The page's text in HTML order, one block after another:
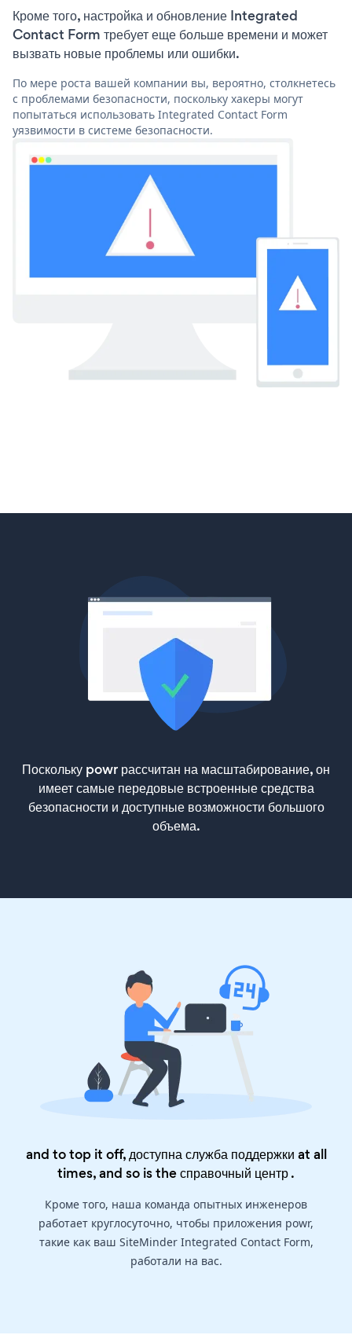
Кроме того, настройка и обновление Integrated
Contact Form требует еще больше времени и может
вызвать новые проблемы или ошибки.
По мере роста вашей компании вы, вероятно, столкнетесь
с проблемами безопасности, поскольку хакеры могут
попытаться использовать Integrated Contact Form
уязвимости в системе безопасности.
Поскольку powr рассчитан на масштабирование, он
имеет самые передовые встроенные средства
безопасности и доступные возможности большого
объема.
and to top it off, доступна служба поддержки at all
times, and so is theсправочный центр.
Кроме того, наша команда опытных инженеров
работает круглосуточно, чтобы приложения powr,
такие как ваш SiteMinder Integrated Contact Form,
работали на вас.